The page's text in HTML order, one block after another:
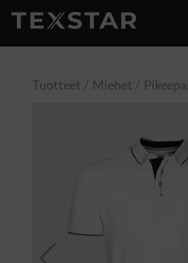
Tuotteet Miehet